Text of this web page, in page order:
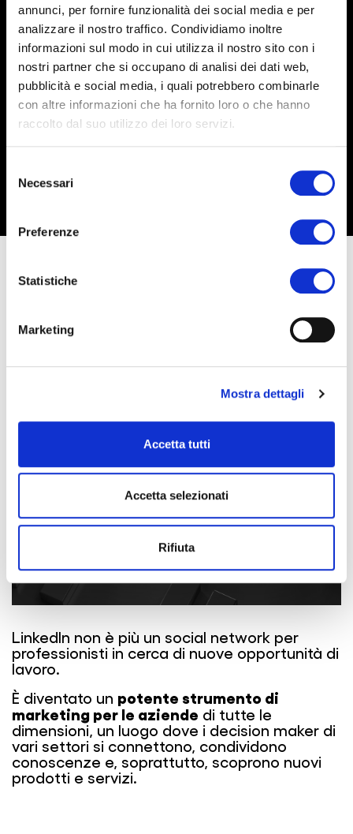
annunci, per fornire funzionalità dei social media e per
analizzare il nostro traffico. Condividiamo inoltre
informazioni sul modo in cui utilizza il nostro sito con i
nostri partner che si occupano di analisi dei dati web,
pubblicità e social media, i quali potrebbero combinarle
con altre informazioni che ha fornito loro o che hanno
raccolto dal suo utilizzo dei loro servizi.
delNecessari
Preferenze
Statistiche
Marketing
Mostra dettagli
Accetta tutti
Accetta selezionati
Rifiuta
LinkedIn non è più un social network per
professionisti in cerca di nuove opportunità di
lavoro.
È diventato un potente strumento di
marketing per le aziende di tutte le
dimensioni, un luogo dove i decision maker di
vari settori si connettono, condividono
conoscenze e, soprattutto, scoprono nuovi
prodotti e servizi.